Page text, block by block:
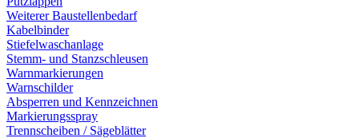
Weiterer Baustellenbedarf
Kabelbinder
Stiefelwaschanlage
Stemm- und Stanzschleusen
Warnmarkierungen
Warnschilder
Absperren und Kennzeichnen
Markierungsspray
Trennscheiben / Sägeblätter